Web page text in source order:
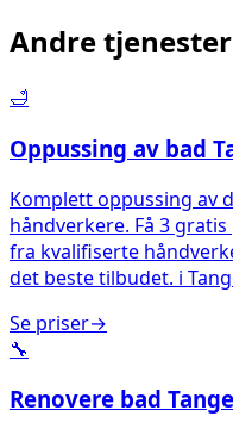
Andre
🛁
Oppussing av bad
Komplett oppussing av
håndverkere. Få 3
fra kvalifiserte
det beste tilbudet. i
Se priser→
🔧
Renovere bad